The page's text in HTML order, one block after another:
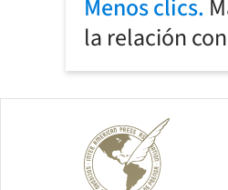
Menos clics.
la relación